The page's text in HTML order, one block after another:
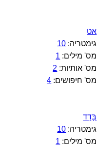
אט
גימטריה: 10
מס' מילים: 1
מס' אותיות: 2
מס' חיפושים: 4
בָּדָד
גימטריה: 10
מס' מילים: 1